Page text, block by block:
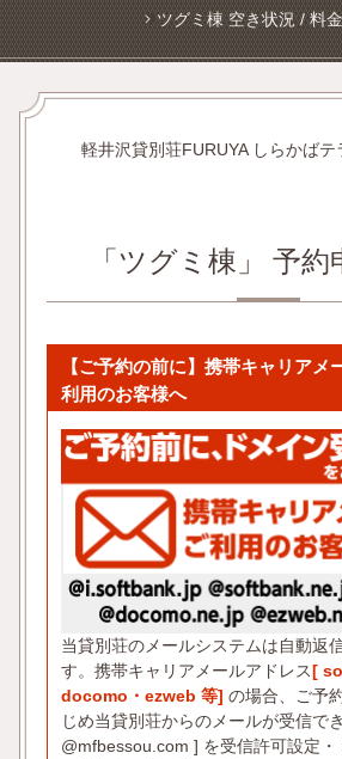
ツグミ棟 空き状況 / 料金
軽井沢貸別荘FURUYA しらかば
「ツグミ棟」 予約
【ご予約の前に】携帯キャリアメ
利用のお客様へ
当貸別荘のメールシステムは自動返
す。携帯キャリアメールアドレス[
docomo・ezweb 等]の場合、ご予
じめ当貸別荘からのメールが受信で
@mfbessou.com ] を受信許可設定・